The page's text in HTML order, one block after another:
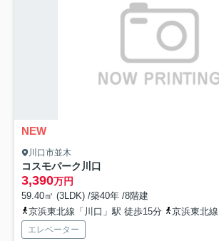
NEW
川口市並木
コスモパーク川口
3,390万円
59.40㎡ (3LDK) /築40年 /8階建
京浜東北線「川口」駅 徒歩15分
京浜東北線「
エレベーター